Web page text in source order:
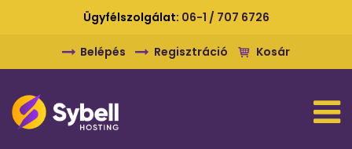
Ügyfélszolgálat: 06-1 / 707 6726
Belépés Regisztráció Kosár